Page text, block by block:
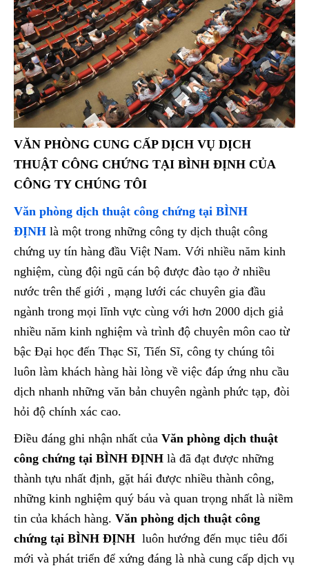
VĂN PHÒNG CUNG CẤP DỊCH VỤ DỊCH
THUẬT CÔNG CHỨNG TẠI BÌNH ĐỊNH CỦA
CÔNG TY CHÚNG TÔI
Văn phòng dịch thuật công chứng tại BÌNH
ĐỊNH là một trong những công ty dịch thuật công
chứng uy tín hàng đầu Việt Nam. Với nhiều năm kinh
nghiệm, cùng đội ngũ cán bộ được đào tạo ở nhiều
nước trên thế giới , mạng lưới các chuyên gia đầu
ngành trong mọi lĩnh vực cùng với hơn 2000 dịch giả
nhiều năm kinh nghiệm và trình độ chuyên môn cao từ
bậc Đại học đến Thạc Sĩ, Tiến Sĩ, công ty chúng tôi
luôn làm khách hàng hài lòng về việc đáp ứng nhu cầu
dịch nhanh những văn bản chuyên ngành phức tạp, đòi
hỏi độ chính xác cao.
Điều đáng ghi nhận nhất của Văn phòng dịch thuật
công chứng tại BÌNH ĐỊNH là đã đạt được những
thành tựu nhất định, gặt hái được nhiều thành công,
những kinh nghiệm quý báu và quan trọng nhất là niềm
tin của khách hàng. Văn phòng dịch thuật công
chứng tại BÌNH ĐỊNH luôn hướng đến mục tiêu đổi
mới và phát triển để xứng đáng là nhà cung cấp dịch vụ